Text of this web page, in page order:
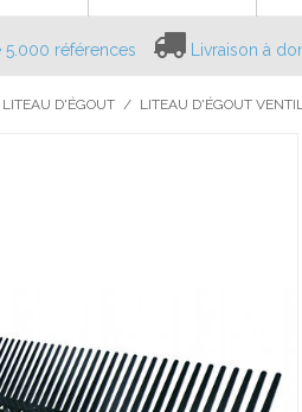
5.000 références Livraison à
LITEAU D'ÉGOUT / LITEAU D'ÉGOUT